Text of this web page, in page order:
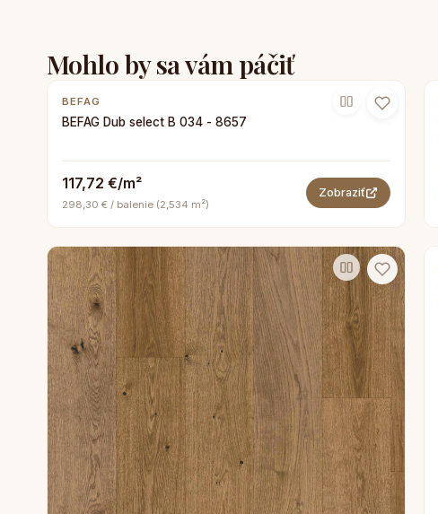
Mohlo by sa vám páčiť
BEFAG
BEFAG Dub select B 034 - 8657
117,72 €/m²
298,30 € / balenie (2,534 m²)
Zobraziť